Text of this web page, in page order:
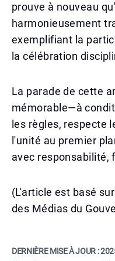
prouve à nouveau
harmonieusement
exemplifiant la
la célébration
La parade de cette
mémorable—à
les règles, respecte
l'unité au premier
avec responsabilité,
(L'article est basé
des Médias du
DERNIÈRE MISE À JOUR :